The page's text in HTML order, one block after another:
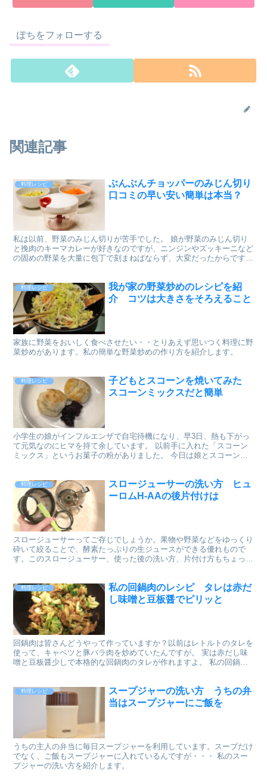
ぽちをフォローする
関連記事
料理レシピ
ぶんぶんチョッパーのみじん切り
口コミの早い安い簡単は本当？
私は以前、野菜のみじん切りが苦手でした。 娘が野菜のみじん切り
と挽肉のキーマカレーが好きなのですが、ニンジンやズッキーニなど
の固めの野菜を大量に包丁で刻まねばならず、大変だったからです。
料理レシピ
我が家の野菜炒めのレシピを紹
介 コツは大きさをそろえること
家族に野菜をおいしく食べさせたい・・とりあえず思いつく料理に野
菜炒めがあります。私の簡単な野菜炒めの作り方を紹介します。
料理レシピ
子どもとスコーンを焼いてみた
スコーンミックスだと簡単
小学生の娘がインフルエンザで自宅待機になり、早3日、熱も下がっ
て元気なのにヒマを持て余しています。 以前手に入れた「スコーン
ミックス」というお菓子の粉がありました。 今日は娘とスコーン作
料理レシピ
スロージューサーの洗い方 ヒュ
ーロムH-AAの後片付けは
スロージューサーってご存じでしょうか。果物や野菜などをゆっくり
砕いて絞ることで、酵素たっぷりの生ジュースができる優れもので
す。このスロージューサー、使った後の洗い方、片付け方もちょっと
料理レシピ
私の回鍋肉のレシピ タレは赤だ
し味噌と豆板醤でピリッと
回鍋肉は皆さんどうやって作っていますか？以前はレトルトのタレを
使って、キャベツと豚バラ肉を炒めていたんですが。 実は赤だし味
噌と豆板醤少しで本格的な回鍋肉のタレが作れますよ。 私の回鍋肉
料理レシピ
スープジャーの洗い方 うちの弁
当はスープジャーにご飯を
うちの主人の弁当に毎日スープジャーを利用しています。スープだけ
でなく、ご飯もスープジャーに入れているんですが・・・ 私のスー
プジャーの洗い方を紹介します。